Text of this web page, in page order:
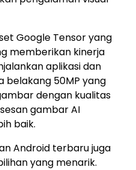
Google Tensor yang
memberikan kinerja
aplikasi dan
belakang 50MP yang
dengan kualitas
gambar AI
baik.
Android terbaru juga
yang menarik.